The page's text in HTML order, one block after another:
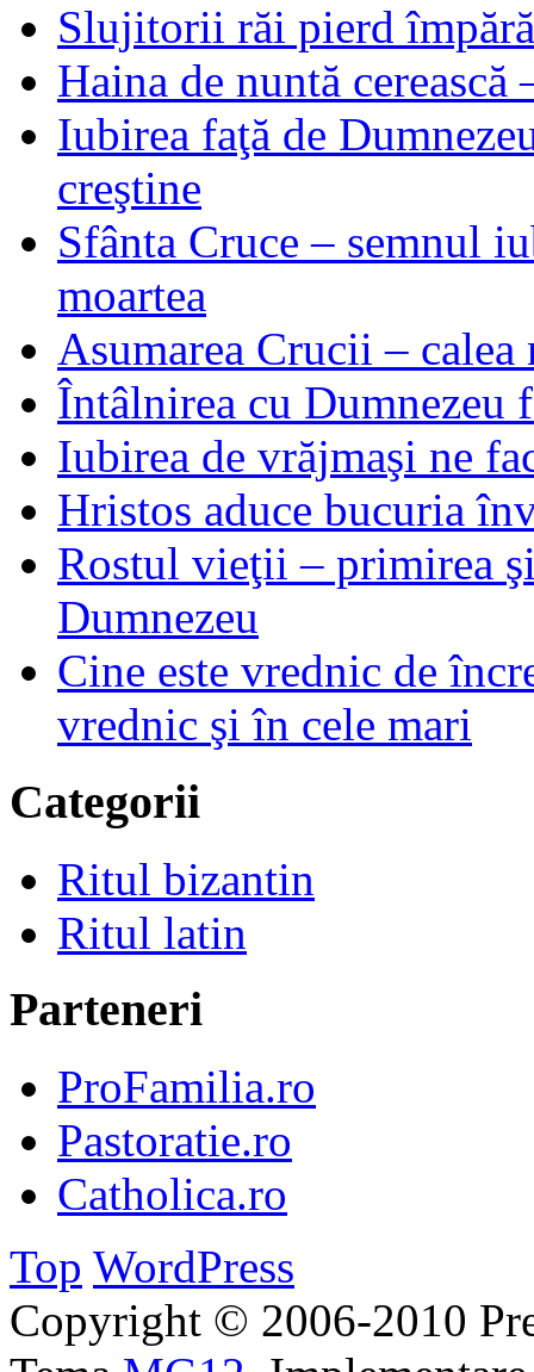
Slujitorii răi pierd
Haina de nuntă
Iubirea faţă de
creştine
Sfânta Cruce – semnul
moartea
Asumarea Crucii –
Întâlnirea cu Dumnezeu
Iubirea de vrăjmaşi ne
Hristos aduce bucuria
Rostul vieţii – primirea
Dumnezeu
Cine este vrednic de
vrednic şi în cele mari
Categorii
Ritul bizantin
Ritul latin
Parteneri
ProFamilia.ro
Pastoratie.ro
Catholica.ro
Top WordPress
Copyright © 2006-2010